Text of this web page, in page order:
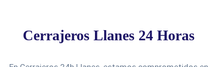
Cerrajeros Llanes 24 Horas